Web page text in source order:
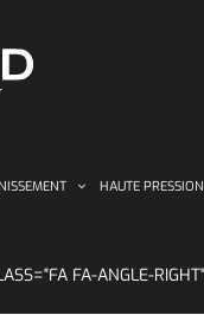
HAUTE PRESSION